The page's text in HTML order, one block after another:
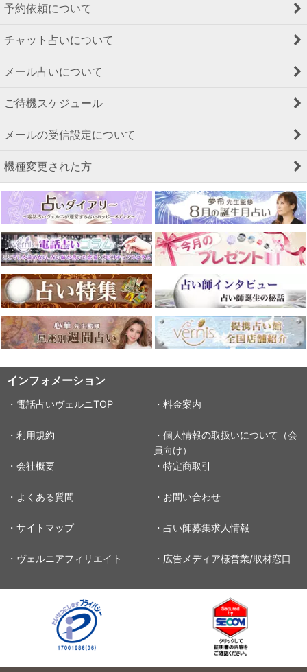
予約依頼について
チャット占いについて
メール占いについて
ご待機スケジュール
メールの受信設定について
機種変更された方
インフォメーション
・電話占いヴェルニTOP ・料金案内
・利用規約
・個人情報の取扱いについて（会
員向け）
・会社概要
・特定商取引
・よくある質問 ・お問い合わせ
・サイトマップ ・占い師募集求人情報
・ヴェルニアフィリエイト ・広告メディア様営業/取材窓口